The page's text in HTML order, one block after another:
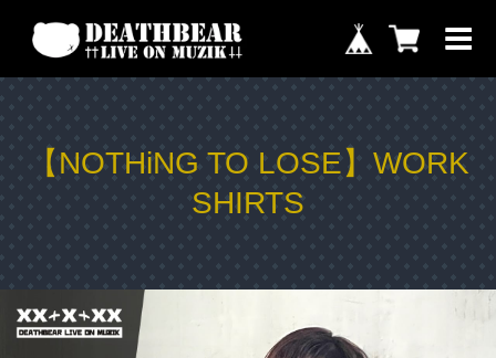
【NOTHiNG TO LOSE】WORK
SHIRTS